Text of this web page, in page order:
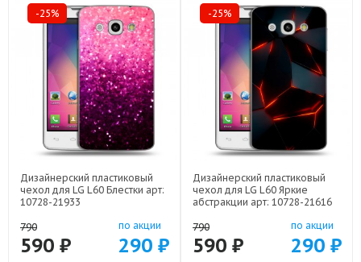
-25%
Дизайнерский пластиковый
чехол для LG L60 Блестки арт:
10728-21933
790
590 ₽
по акции
290 ₽
-25%
Дизайнерский пластиковый
чехол для LG L60 Яркие
абстракции арт: 10728-21616
790
590 ₽
по акции
290 ₽